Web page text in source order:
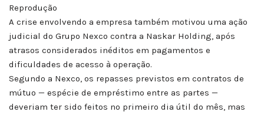
Reprodução
A crise envolvendo a empresa também motivou uma ação
judicial do Grupo Nexco contra a Naskar Holding, após
atrasos considerados inéditos em pagamentos e
dificuldades de acesso à operação.
Segundo a Nexco, os repasses previstos em contratos de
mútuo — espécie de empréstimo entre as partes —
deveriam ter sido feitos no primeiro dia útil do mês, mas